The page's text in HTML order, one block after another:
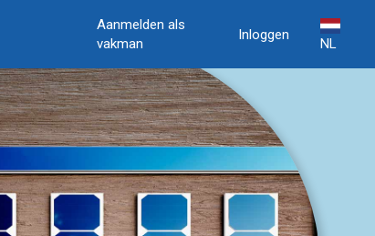
Aanmelden als
vakman
Inloggen
NL